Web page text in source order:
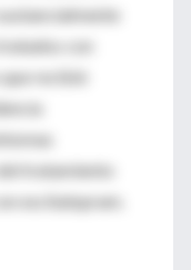
con
recibió
tratamiento
escitalopram.